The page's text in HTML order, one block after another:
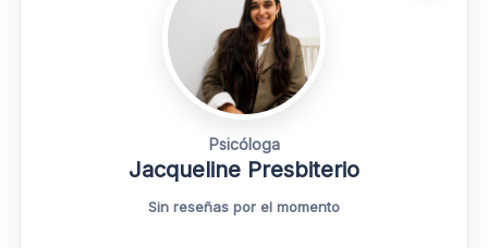
Psicóloga
Jacqueline Presbiterio
Sin reseñas por el momento